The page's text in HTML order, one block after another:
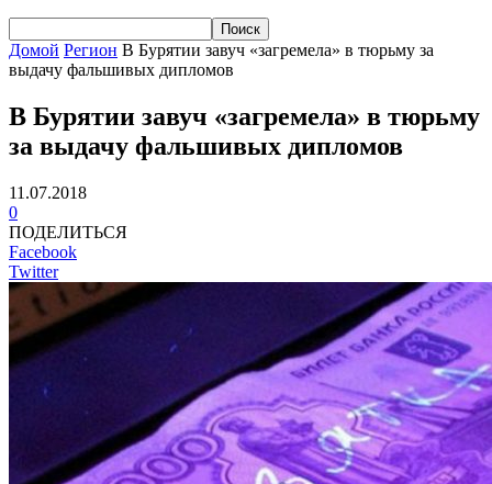
Домой Регион В Бурятии завуч «загремела» в тюрьму за
выдачу фальшивых дипломов
В Бурятии завуч «загремела» в тюрьму
за выдачу фальшивых дипломов
11.07.2018
0
ПОДЕЛИТЬСЯ
Facebook
Twitter